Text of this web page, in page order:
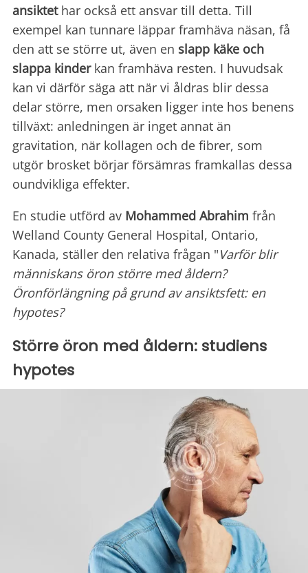
ansiktethar också ett ansvar till detta. Till
exempel kan tunnare läppar framhäva näsan, få
den att se större ut, även en slapp käke och
slappa kinderkan framhäva resten. I huvudsak
kan vi därför säga att när vi åldras blir dessa
delar större, men orsaken ligger inte hos benens
tillväxt: anledningen är inget annat än
gravitation, när kollagen och de fibrer, som
utgör brosket börjar försämras framkallas dessa
oundvikliga effekter.
En studie utförd av Mohammed Abrahim från
Welland County General Hospital, Ontario,
Kanada, ställer den relativa frågan "Varför blir
människans öron större med åldern?
Öronförlängning på grund av ansiktsfett: en
hypotes?
Större öron med åldern: studiens
hypotes